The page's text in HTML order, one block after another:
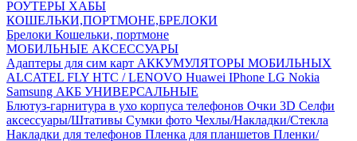
РОУТЕРЫ ХАБЫ
КОШЕЛЬКИ,ПОРТМОНЕ,БРЕЛОКИ
Брелоки Кошельки, портмоне
МОБИЛЬНЫЕ АКСЕССУАРЫ
Адаптеры для сим карт АККУМУЛЯТОРЫ МОБИЛЬНЫХ
ALCATEL FLY HTC / LENOVO Huawei IPhone LG Nokia
Samsung АКБ УНИВЕРСАЛЬНЫЕ
Блютуз-гарнитура в ухо корпуса телефонов Очки 3D Селфи
аксессуары/Штативы Сумки фото Чехлы/Накладки/Стекла
Накладки для телефонов Пленка для планшетов Пленки/